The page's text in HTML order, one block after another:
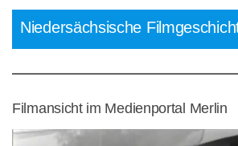
Niedersächsische
Filmansicht im Medienportal Merlin